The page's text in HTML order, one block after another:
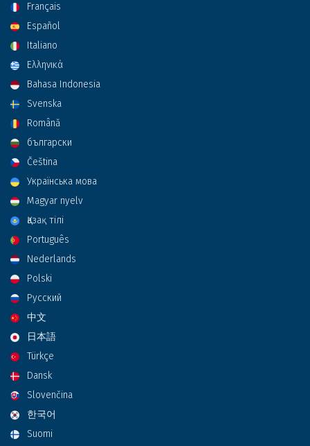
Français
Español
Italiano
Ελληνικά
Bahasa Indonesia
Svenska
Română
български
Čeština
Українська мова
Magyar nyelv
Қазақ тілі
Português
Nederlands
Polski
Русский
中文
日本語
Türkçe
Dansk
Slovenčina
한국어
Suomi